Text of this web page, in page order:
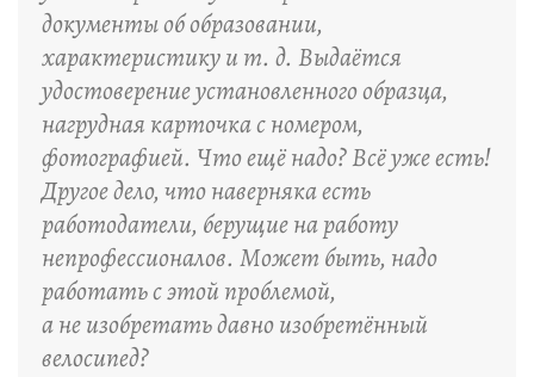
документы об образовании,
характеристику и т. д. Выдаётся
удостоверение установленного образца,
нагрудная карточка с номером,
фотографией. Что ещё надо? Всё уже есть!
Другое дело, что наверняка есть
работодатели, берущие на работу
непрофессионалов. Может быть, надо
работать с этой проблемой,
а не изобретать давно изобретённый
велосипед?